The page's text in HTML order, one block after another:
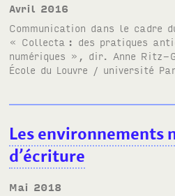
avril 2016
Communication dans le cadre
« Collecta : des pratiques
numériques » , dir. Anne Ritz-
École du Louvre / université
Les environnements
d’écriture
mai 2018